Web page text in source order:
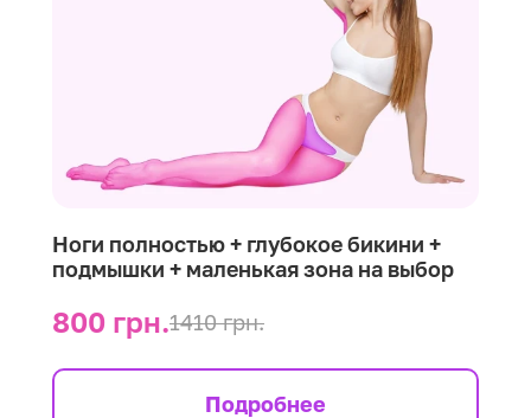
Ноги полностью + глубокое бикини +
подмышки + маленькая зона на выбор
800 грн.1410 грн.
Подробнее